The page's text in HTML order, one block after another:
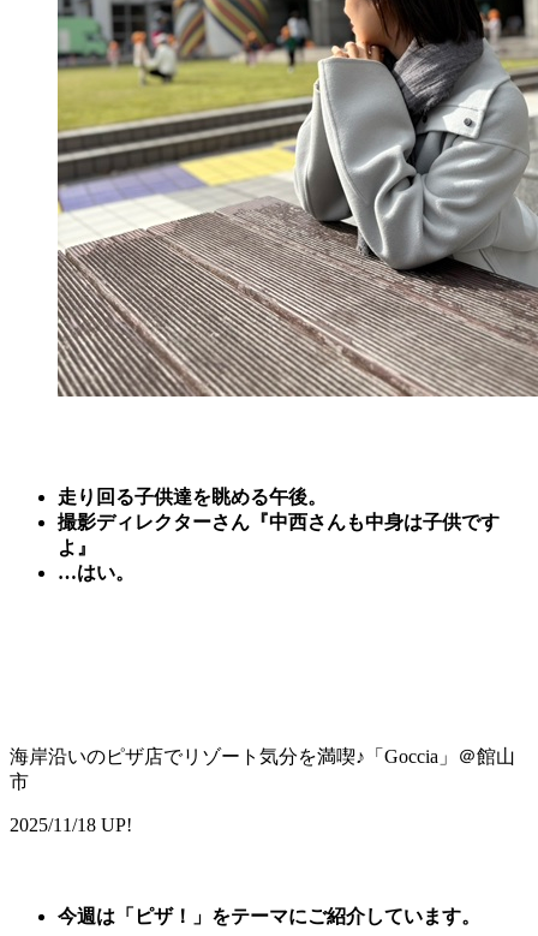
走り回る子供達を眺める午後。
撮影ディレクターさん『中西さんも中身は子供です
よ』
…はい。
海岸沿いのピザ店でリゾート気分を満喫♪「Goccia」＠館山
市
2025/11/18 UP!
今週は 「 ピザ！ 」 をテーマにご紹介しています。